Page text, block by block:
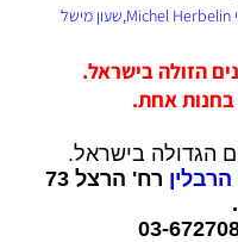
שעונים - שעוני יד,שעון יד מישל הרבלין,שעוני Michel Herbelin,שעון מישל
הזולה בישראל.
בחנות אחת.
הגדולה בישראל.
רח' הרצל 73